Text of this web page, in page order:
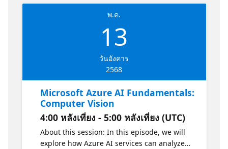
learning. -Explore the core services of Azure
AI. Get Certified! Practice: https://aka.ms/AI-
900AzureAIFundamentalsPracticeAssessment1
Certification: https://aka.ms/AI-
พ.ค.
13
วันอังคาร
2568
Microsoft Azure AI Fundamentals:
Computer Vision
4:00 หลังเที่ยง - 5:00 หลังเที่ยง (UTC)
About this session: In this episode, we will
explore how Azure AI services can analyze